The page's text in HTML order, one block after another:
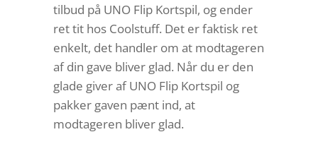
tilbud på UNO Flip Kortspil, og ender
ret tit hos Coolstuff. Det er faktisk ret
enkelt, det handler om at modtageren
af din gave bliver glad. Når du er den
glade giver af UNO Flip Kortspil og
pakker gaven pænt ind, at
modtageren bliver glad.